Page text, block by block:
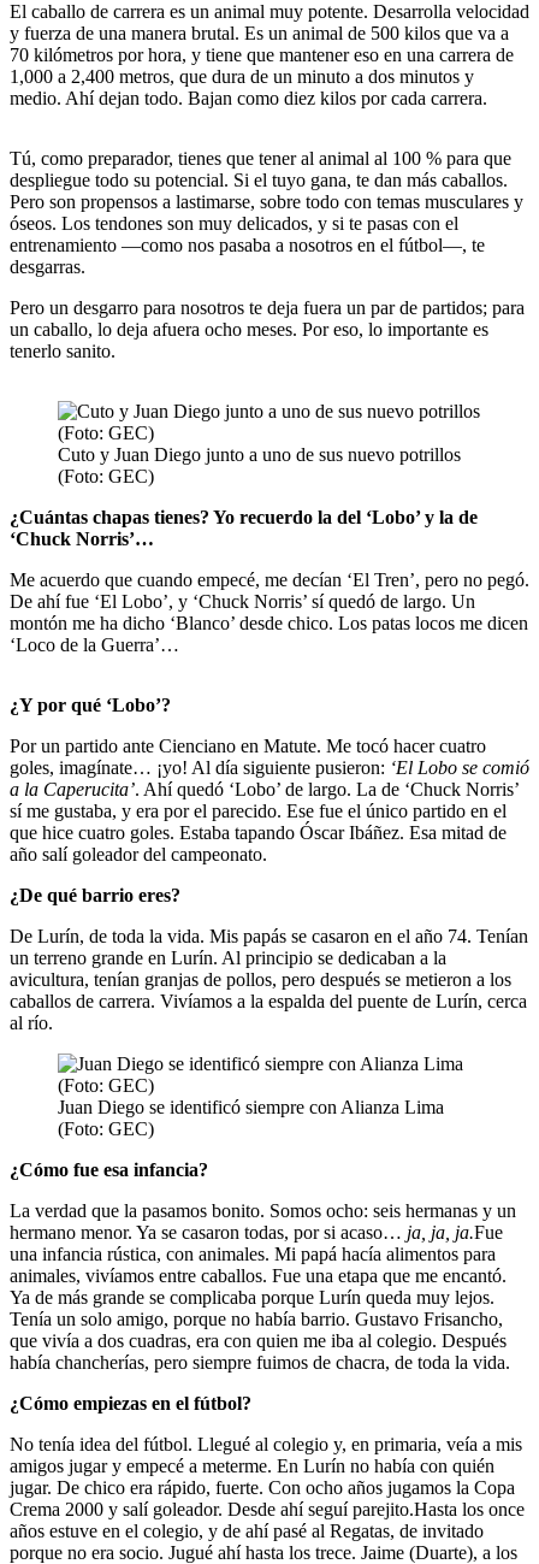
El caballo de carrera es un animal muy potente. Desarrolla velocidad
y fuerza de una manera brutal. Es un animal de 500 kilos que va a
70 kilómetros por hora, y tiene que mantener eso en una carrera de
1,000 a 2,400 metros, que dura de un minuto a dos minutos y
medio. Ahí dejan todo. Bajan como diez kilos por cada carrera.
Tú, como preparador, tienes que tener al animal al 100 % para que
despliegue todo su potencial. Si el tuyo gana, te dan más caballos.
Pero son propensos a lastimarse, sobre todo con temas musculares y
óseos. Los tendones son muy delicados, y si te pasas con el
entrenamiento —como nos pasaba a nosotros en el fútbol—, te
desgarras.
Pero un desgarro para nosotros te deja fuera un par de partidos; para
un caballo, lo deja afuera ocho meses. Por eso, lo importante es
tenerlo sanito.
Cuto y Juan Diego junto a uno de sus nuevo potrillos
(Foto: GEC)
¿Cuántas chapas tienes? Yo recuerdo la del ‘Lobo’ y la de
‘Chuck Norris’…
Me acuerdo que cuando empecé, me decían ‘El Tren’, pero no pegó.
De ahí fue ‘El Lobo’, y ‘Chuck Norris’ sí quedó de largo. Un
montón me ha dicho ‘Blanco’ desde chico. Los patas locos me dicen
‘Loco de la Guerra’…
¿Y por qué ‘Lobo’?
Por un partido ante Cienciano en Matute. Me tocó hacer cuatro
goles, imagínate… ¡yo! Al día siguiente pusieron: ‘El Lobo se comió
a la Caperucita’. Ahí quedó ‘Lobo’ de largo. La de ‘Chuck Norris’
sí me gustaba, y era por el parecido. Ese fue el único partido en el
que hice cuatro goles. Estaba tapando Óscar Ibáñez. Esa mitad de
año salí goleador del campeonato.
¿De qué barrio eres?
De Lurín, de toda la vida. Mis papás se casaron en el año 74. Tenían
un terreno grande en Lurín. Al principio se dedicaban a la
avicultura, tenían granjas de pollos, pero después se metieron a los
caballos de carrera. Vivíamos a la espalda del puente de Lurín, cerca
al río.
Juan Diego se identificó siempre con Alianza Lima
(Foto: GEC)
¿Cómo fue esa infancia?
La verdad que la pasamos bonito. Somos ocho: seis hermanas y un
hermano menor. Ya se casaron todas, por si acaso… ja, ja, ja.Fue
una infancia rústica, con animales. Mi papá hacía alimentos para
animales, vivíamos entre caballos. Fue una etapa que me encantó.
Ya de más grande se complicaba porque Lurín queda muy lejos.
Tenía un solo amigo, porque no había barrio. Gustavo Frisancho,
que vivía a dos cuadras, era con quien me iba al colegio. Después
había chancherías, pero siempre fuimos de chacra, de toda la vida.
¿Cómo empiezas en el fútbol?
No tenía idea del fútbol. Llegué al colegio y, en primaria, veía a mis
amigos jugar y empecé a meterme. En Lurín no había con quién
jugar. De chico era rápido, fuerte. Con ocho años jugamos la Copa
Crema 2000 y salí goleador. Desde ahí seguí parejito.Hasta los once
años estuve en el colegio, y de ahí pasé al Regatas, de invitado
porque no era socio. Jugué ahí hasta los trece. Jaime (Duarte), a los